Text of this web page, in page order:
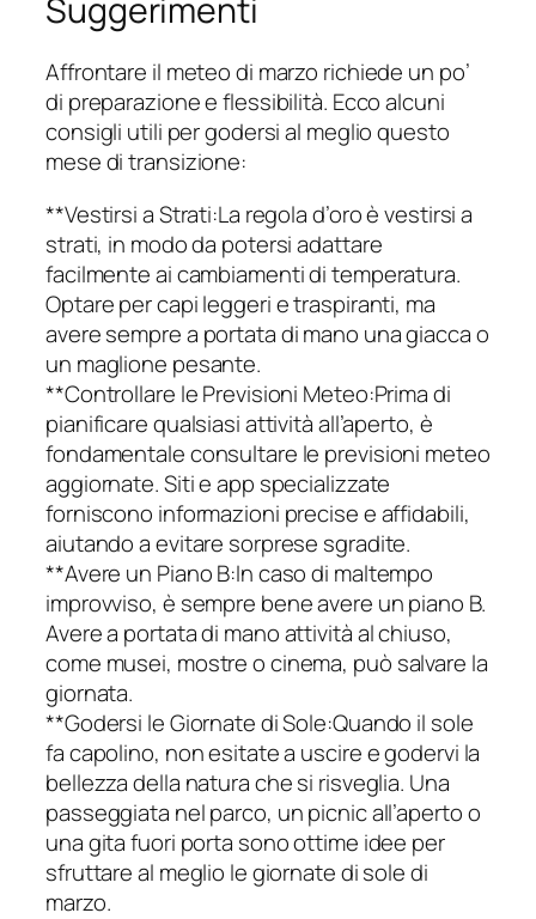
Suggerimenti
Affrontare il meteo di marzo richiede un po’
di preparazione e flessibilità. Ecco alcuni
consigli utili per godersi al meglio questo
mese di transizione:
**Vestirsi a Strati:La regola d’oro è vestirsi a
strati, in modo da potersi adattare
facilmente ai cambiamenti di temperatura.
Optare per capi leggeri e traspiranti, ma
avere sempre a portata di mano una giacca o
un maglione pesante.
**Controllare le Previsioni Meteo:Prima di
pianificare qualsiasi attività all’aperto, è
fondamentale consultare le previsioni meteo
aggiornate. Siti e app specializzate
forniscono informazioni precise e affidabili,
aiutando a evitare sorprese sgradite.
**Avere un Piano B:In caso di maltempo
improvviso, è sempre bene avere un piano B.
Avere a portata di mano attività al chiuso,
come musei, mostre o cinema, può salvare la
giornata.
**Godersi le Giornate di Sole:Quando il sole
fa capolino, non esitate a uscire e godervi la
bellezza della natura che si risveglia. Una
passeggiata nel parco, un picnic all’aperto o
una gita fuori porta sono ottime idee per
sfruttare al meglio le giornate di sole di
marzo.